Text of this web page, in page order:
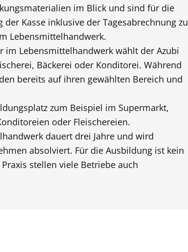
im Blick und sind für die
Kasse inklusive der Tagesabrechnung zu
Lebensmittelhandwerk.
im Lebensmittelhandwerk wählt der Azubi
Bäckerei oder Konditorei. Während
bereits auf ihren gewählten Bereich und
zum Beispiel im Supermarkt,
oder Fleischereien.
dauert drei Jahre und wird
absolviert. Für die Ausbildung ist kein
stellen viele Betriebe auch